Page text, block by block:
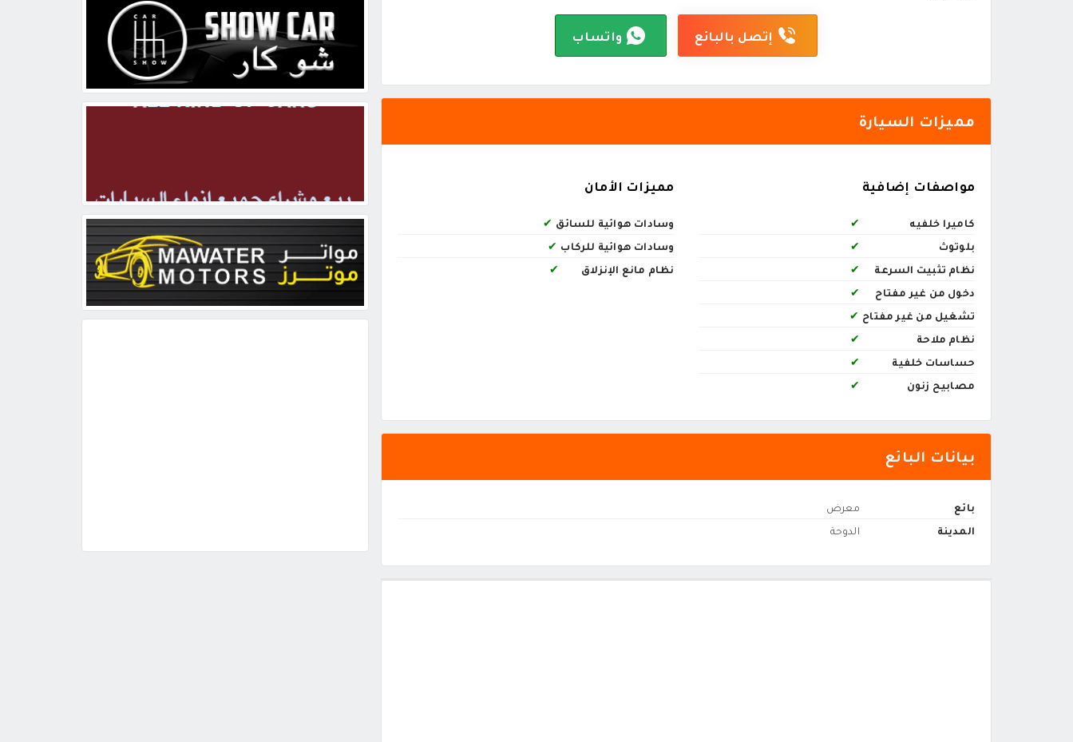
إتصل بالبائع واتساب
مميزات السيارة
مواصفات إضافية
كاميرا خلفيه
✔
بلوتوث
✔
نظام تثبيت السرعة
✔
دخول من غير مفتاح
✔
تشغيل من غير مفتاح ✔
نظام ملاحة
✔
حساسات خلفية
✔
مصابيح زنون
✔
مميزات الأمان
وسادات هوائية للسائق ✔
وسادات هوائية للركاب ✔
نظام مانع الإنزلاق
✔
بيانات البائع
بائع
معرض
المدينة
الدوحة